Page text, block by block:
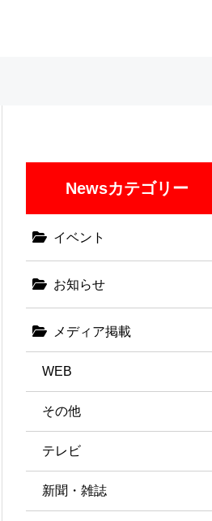
Newsカテゴリー
イベント
お知らせ
メディア掲載
WEB
その他
テレビ
新聞・雑誌